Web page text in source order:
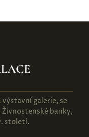
galerie, se
banky,
století.